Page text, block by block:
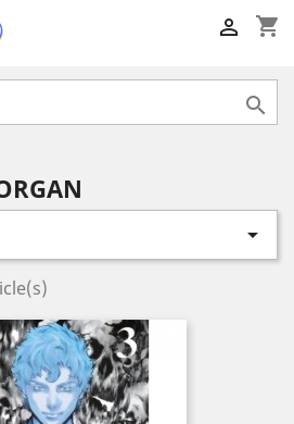
shopping_cart


